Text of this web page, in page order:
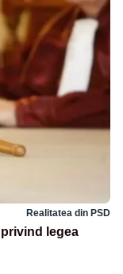
Realitatea din PSD
legea